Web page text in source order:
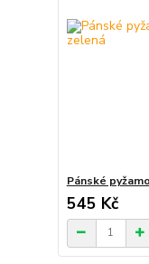
Pánské
545 Kč